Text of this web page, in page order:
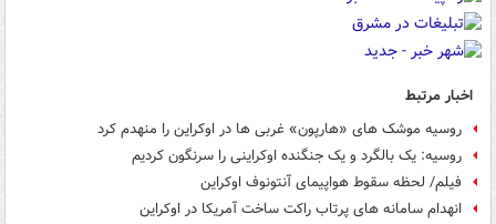
اخبار مرتبط
روسیه موشک های «هارپون» غربی ها در اوکراین را منهدم کرد
روسیه: یک بالگرد و یک جنگنده اوکراینی را سرنگون کردیم
فیلم/ لحظه سقوط هواپیمای آنتونوف اوکراین
انهدام سامانه های پرتاب راکت ساخت آمریکا در اوکراین